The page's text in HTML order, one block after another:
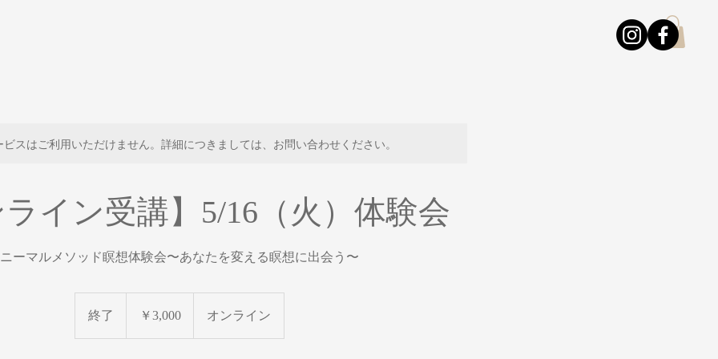
ビスはご利用いただけません。詳細につきましては、お問い合わせください。
ライン受講】5/16（火）体験会
ニーマルメソッド瞑想体験会〜あなたを変える瞑想に出会う〜
終了 ￥3,000 オンライン